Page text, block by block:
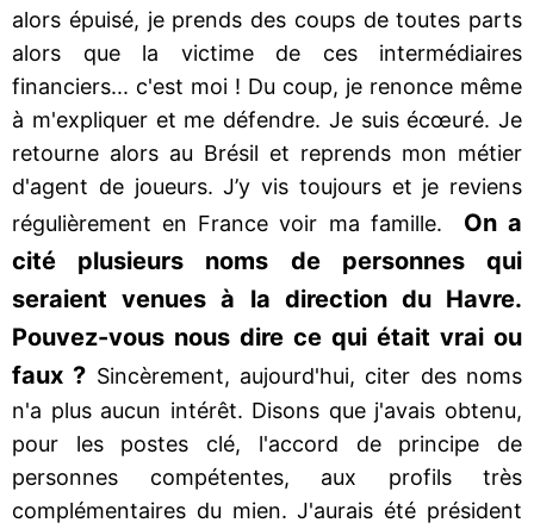
alors épuisé, je prends des coups de toutes parts
alors que la victime de ces intermédiaires
financiers... c'est moi ! Du coup, je renonce même
à m'expliquer et me défendre. Je suis écœuré. Je
retourne alors au Brésil et reprends mon métier
d'agent de joueurs. J’y vis toujours et je reviens
régulièrement en France voir ma famille. On a
cité plusieurs noms de personnes qui
seraient venues à la direction du Havre.
Pouvez-vous nous dire ce qui était vrai ou
faux ? Sincèrement, aujourd'hui, citer des noms
n'a plus aucun intérêt. Disons que j'avais obtenu,
pour les postes clé, l'accord de principe de
personnes compétentes, aux profils très
complémentaires du mien. J'aurais été président